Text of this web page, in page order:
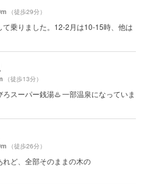
（徒歩29分）
て乗りました。12-2月は10-15時、他は
（徒歩13分）
ろスーパー銭湯♨️ 一部温泉になっていま
（徒歩26分）
ど、全部そのままの木の